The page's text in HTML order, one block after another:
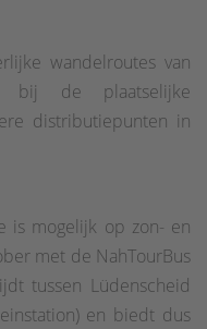
terug naar ons
wandelroutes van
bij de plaatselijke
distributiepunten in
is mogelijk op zon- en
met de NahTourBus
tussen Lüdenscheid
en biedt dus